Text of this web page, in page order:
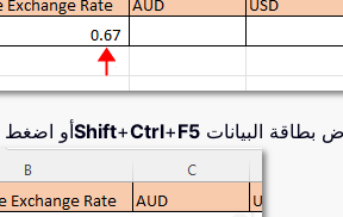
أو اضغطShift+Ctrl+F5